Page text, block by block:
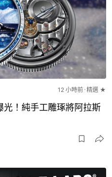
12 小時前 精選 ★
！純手工雕琢將阿拉斯